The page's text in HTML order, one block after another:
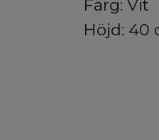
Färg: Vit
Höjd: 40